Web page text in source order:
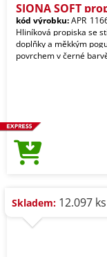
SIONA SOFT
kód výrobku:
Hliníková propiska se
doplňky a měkkým
povrchem v černé
Skladem: 12.097 ks